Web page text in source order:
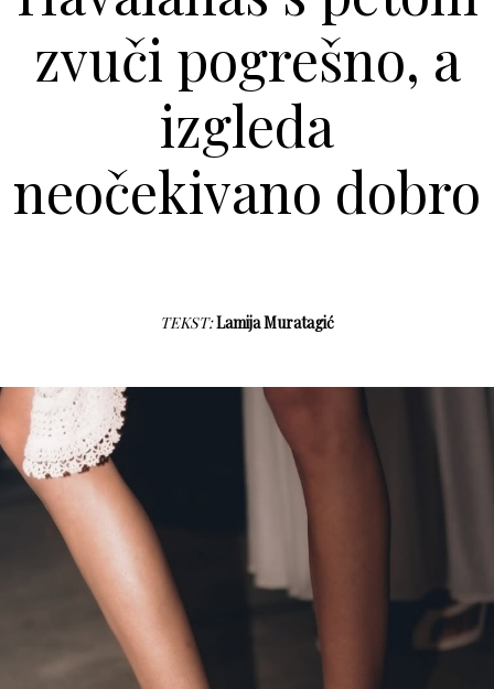
zvuči pogrešno, a
izgleda
neočekivano dobro
TEKST:Lamija Muratagić